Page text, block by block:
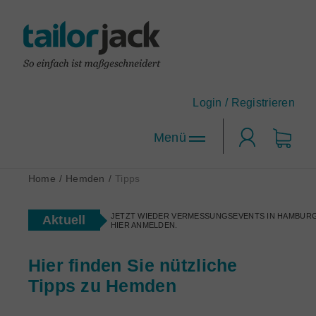
Hemden-Konfigurator
Designen Sie Ihr Maßhemd nach Ihren Wünschen!
tailorjack-Topseller
Die beliebtesten Maßhemd-Designs.
Maßhemden für Firmen
Anzug-Konfigurator
Login / Registrieren
Home / Hemden / Tipps
Aktuell
JETZT WIEDER VERMESSUNGSEVENTS IN
HIER ANMELDEN.
Hier finden Sie nützliche
Tipps zu Hemden